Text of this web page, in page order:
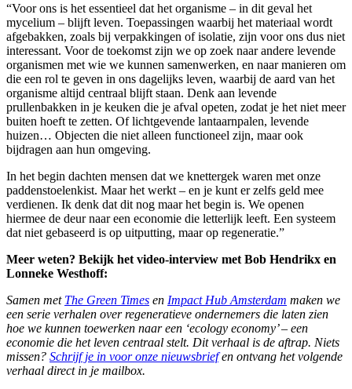
“Voor ons is het essentieel dat het organisme – in dit geval het
mycelium – blijft leven. Toepassingen waarbij het materiaal wordt
afgebakken, zoals bij verpakkingen of isolatie, zijn voor ons dus niet
interessant. Voor de toekomst zijn we op zoek naar andere levende
organismen met wie we kunnen samenwerken, en naar manieren om
die een rol te geven in ons dagelijks leven, waarbij de aard van het
organisme altijd centraal blijft staan. Denk aan levende
prullenbakken in je keuken die je afval opeten, zodat je het niet meer
buiten hoeft te zetten. Of lichtgevende lantaarnpalen, levende
huizen… Objecten die niet alleen functioneel zijn, maar ook
bijdragen aan hun omgeving.
In het begin dachten mensen dat we knettergek waren met onze
paddenstoelenkist. Maar het werkt – en je kunt er zelfs geld mee
verdienen. Ik denk dat dit nog maar het begin is. We openen
hiermee de deur naar een economie die letterlijk leeft. Een systeem
dat niet gebaseerd is op uitputting, maar op regeneratie.”
Meer weten? Bekijk het video-interview met Bob Hendrikx en
Lonneke Westhoff:
Samen met The Green Times en Impact Hub Amsterdam maken we
een serie verhalen over regeneratieve ondernemers die laten zien
hoe we kunnen toewerken naar een ‘ecology economy’ – een
economie die het leven centraal stelt. Dit verhaal is de aftrap. Niets
missen? Schrijf je in voor onze nieuwsbriefen ontvang het volgende
verhaal direct in je mailbox.